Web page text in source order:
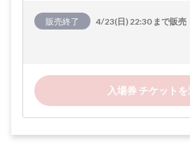
販売終了 4/23(日) 22:30 まで販売
入場券 チケット